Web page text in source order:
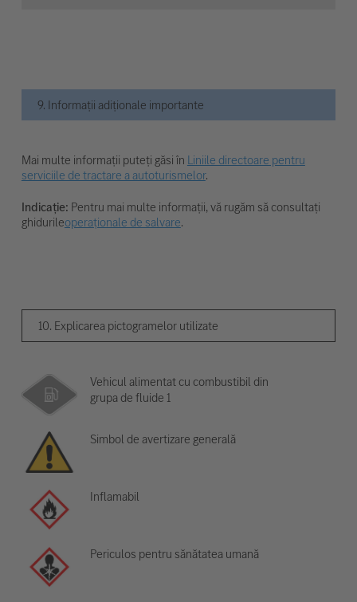
9. Informații adiționale importante
Mai multe informații puteți găsi în Liniile directoare pentru
serviciile de tractare a autoturismelor.
Indicație: Pentru mai multe informații, vă rugăm să consultați
ghidurileoperaționale de salvare.
10. Explicarea pictogramelor utilizate
Vehicul alimentat cu combustibil din
grupa de fluide 1
Simbol de avertizare generală
Inflamabil
Periculos pentru sănătatea umană